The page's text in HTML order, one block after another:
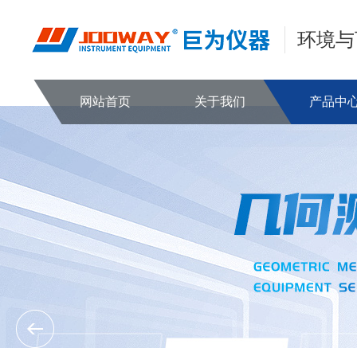
环境
网站首页 关于我们 产品中